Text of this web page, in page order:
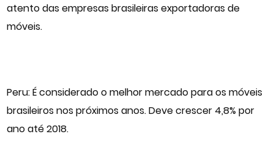
atento das empresas brasileiras exportadoras de
móveis.
Peru: É considerado o melhor mercado para os móveis
brasileiros nos próximos anos. Deve crescer 4,8% por
ano até 2018.